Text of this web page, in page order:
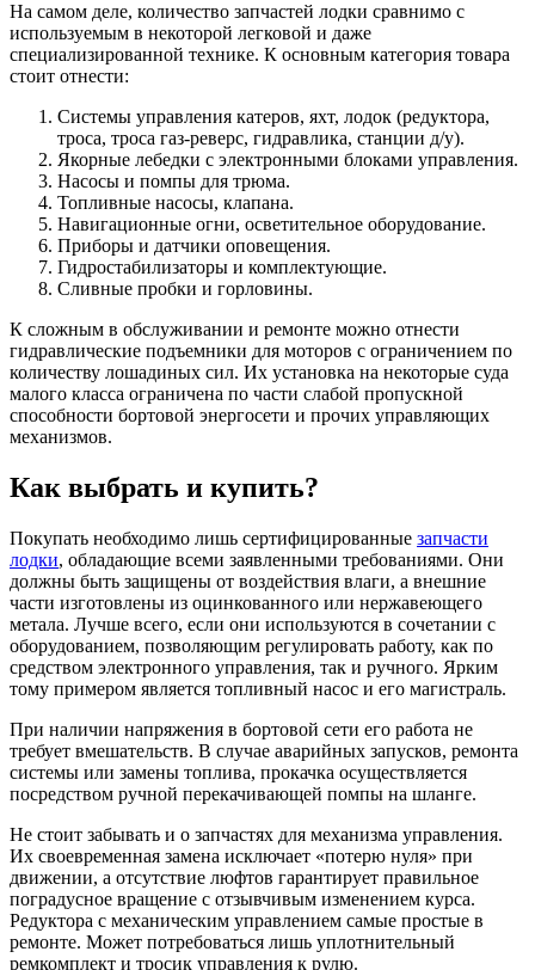
На самом деле, количество запчастей лодки сравнимо с
используемым в некоторой легковой и даже
специализированной технике. К основным категория товара
стоит отнести:
Системы управления катеров, яхт, лодок (редуктора,
троса, троса газ-реверс, гидравлика, станции д/у).
Якорные лебедки с электронными блоками управления.
Насосы и помпы для трюма.
Топливные насосы, клапана.
Навигационные огни, осветительное оборудование.
Приборы и датчики оповещения.
Гидростабилизаторы и комплектующие.
Сливные пробки и горловины.
К сложным в обслуживании и ремонте можно отнести
гидравлические подъемники для моторов с ограничением по
количеству лошадиных сил. Их установка на некоторые суда
малого класса ограничена по части слабой пропускной
способности бортовой энергосети и прочих управляющих
механизмов.
Как выбрать и купить?
Покупать необходимо лишь сертифицированные запчасти
лодки, обладающие всеми заявленными требованиями. Они
должны быть защищены от воздействия влаги, а внешние
части изготовлены из оцинкованного или нержавеющего
метала. Лучше всего, если они используются в сочетании с
оборудованием, позволяющим регулировать работу, как по
средством электронного управления, так и ручного. Ярким
тому примером является топливный насос и его магистраль.
При наличии напряжения в бортовой сети его работа не
требует вмешательств. В случае аварийных запусков, ремонта
системы или замены топлива, прокачка осуществляется
посредством ручной перекачивающей помпы на шланге.
Не стоит забывать и о запчастях для механизма управления.
Их своевременная замена исключает «потерю нуля» при
движении, а отсутствие люфтов гарантирует правильное
поградусное вращение с отзывчивым изменением курса.
Редуктора с механическим управлением самые простые в
ремонте. Может потребоваться лишь уплотнительный
ремкомплект и тросик управления к рулю.